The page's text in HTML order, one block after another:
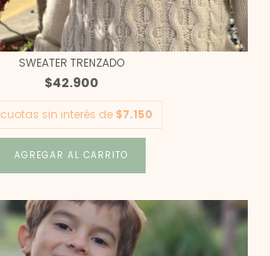
SWEATER TRENZADO
$42.900
cuotas sin interés de $7.150
AGREGAR AL CARRITO